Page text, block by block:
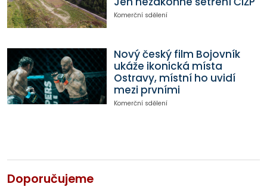
Komerční sdělení
Nový český film Bojovník
ukáže ikonická místa
Ostravy, místní ho uvidí
mezi prvními
Komerční sdělení
Doporučujeme